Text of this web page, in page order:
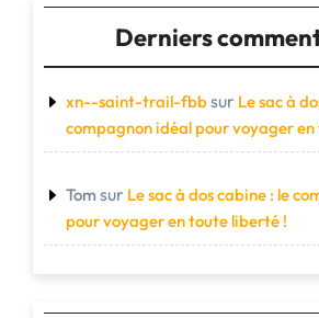
Derniers
xn--saint-trail-fbbsur Le sac à
compagnon idéal pour voyager
Tom sur Le sac à dos cabine : le
pour voyager en toute liberté !